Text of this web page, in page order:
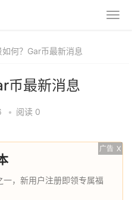
如何？Gar币最新消息
币最新消息
• 阅读 0
广告 X
一，新用户注册即领专属福